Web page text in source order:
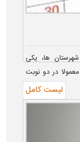
ها، یکی
در دو نوبت
لیست کامل